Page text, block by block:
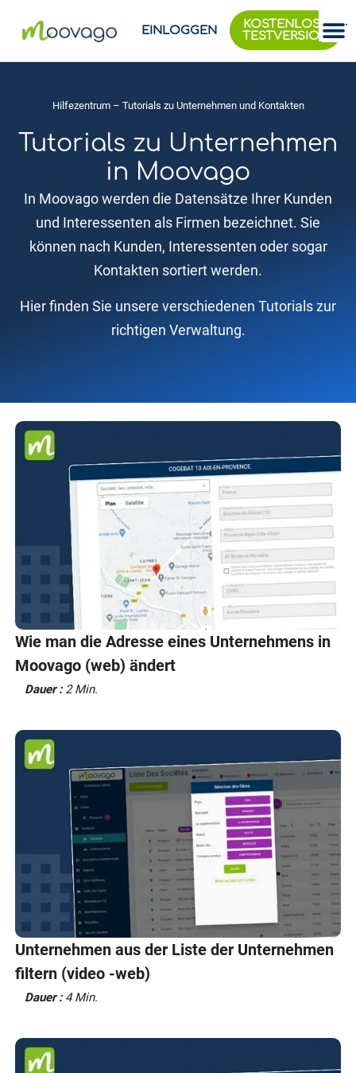
EINLOGGEN
KOSTENLOSE
TESTVERSION
Hilfezentrum– Tutorials zu Unternehmen und Kontakten
Tutorials zu Unternehmen
in Moovago
In Moovago werden die Datensätze Ihrer Kunden
und Interessenten als Firmen bezeichnet. Sie
können nach Kunden, Interessenten oder sogar
Kontakten sortiert werden.
Hier finden Sie unsere verschiedenen Tutorials zur
richtigen Verwaltung.
Wie man die Adresse eines Unternehmens in
Moovago (web) ändert
Dauer : 2 Min.
Unternehmen aus der Liste der Unternehmen
filtern (video -web)
Dauer : 4 Min.